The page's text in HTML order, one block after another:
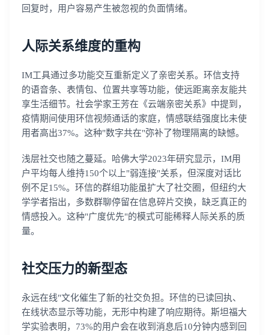
回复时，用户容易产生被忽视的负面情绪。
人际关系维度的重构
IM工具通过多功能交互重新定义了亲密关系。环信支持
的语音条、表情包、位置共享等功能，使远距离亲友能共
享生活细节。社会学家王芳在《云端亲密关系》中提到，
疫情期间使用环信视频通话的家庭，情感联结强度比未使
用者高出37%。这种"数字共在"弥补了物理隔离的缺憾。
浅层社交也随之蔓延。哈佛大学2023年研究显示，IM用
户平均每人维持150个以上"弱连接"关系，但深度对话比
例不足15%。环信的群组功能虽扩大了社交圈，但纽约大
学学者指出，多数群聊停留在信息碎片交换，缺乏真正的
情感投入。这种"广度优先"的模式可能稀释人际关系的质
量。
社交压力的新型态
永远在线"文化催生了新的社交负担。环信的已读回执、
在线状态显示等功能，无形中构建了响应期待。斯坦福大
学实验表明，73%的用户会在收到消息后10分钟内感到回